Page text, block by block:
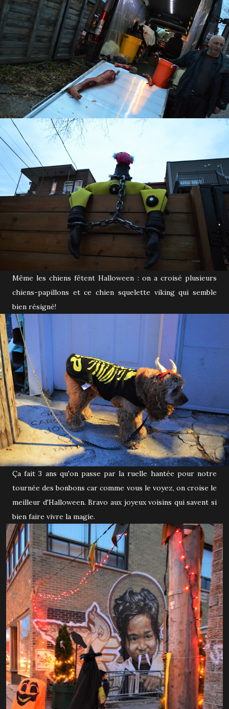
Même les chiens fêtent Halloween : on a croisé plusieurs
chiens-papillons et ce chien squelette viking qui semble
bien résigné!
Ça fait 3 ans qu'on passe par la ruelle hantée pour notre
tournée des bonbons car comme vous le voyez, on croise le
meilleur d'Halloween. Bravo aux joyeux voisins qui savent si
bien faire vivre la magie.